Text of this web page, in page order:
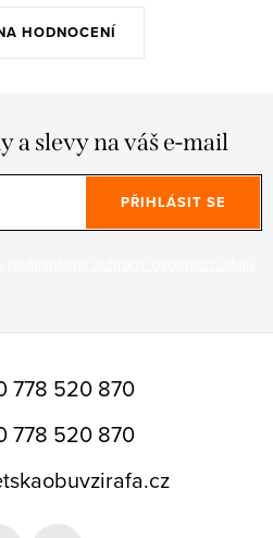
HODNOCENÍ
slevy na váš e-mail
PŘIHLÁSIT SE
778 520 870
778 520 870